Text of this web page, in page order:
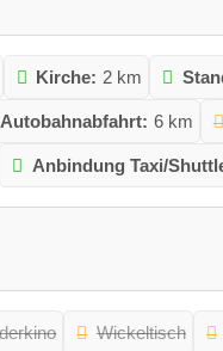
Kirche: 2 km
Autobahnabfahrt: 6 km
Anbindung Taxi/
Wickeltisch